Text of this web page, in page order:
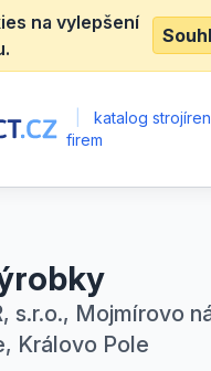
na vylepšení
katalog
firem
s.r.o., Mojmírovo
Královo Pole